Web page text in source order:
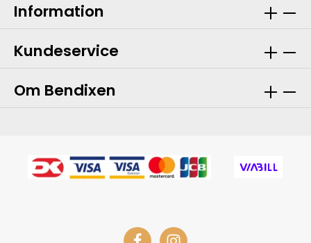
Information
Kundeservice
Om Bendixen